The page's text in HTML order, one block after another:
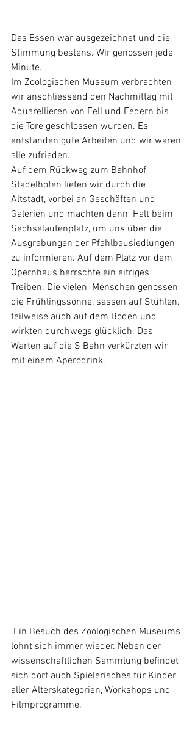
Das Essen war ausgezeichnet und die
Stimmung bestens. Wir genossen jede
Minute.
Im Zoologischen Museum verbrachten
wir anschliessend den Nachmittag mit
Aquarellieren von Fell und Federn bis
die Tore geschlossen wurden. Es
entstanden gute Arbeiten und wir waren
alle zufrieden.
Auf dem Rückweg zum Bahnhof
Stadelhofen liefen wir durch die
Altstadt, vorbei an Geschäften und
Galerien und machten dann  Halt beim
Sechseläutenplatz, um uns über die
Ausgrabungen der Pfahlbausiedlungen
zu informieren. Auf dem Platz vor dem
Opernhaus herrschte ein eifriges
Treiben. Die vielen  Menschen genossen
die Frühlingssonne, sassen auf Stühlen,
teilweise auch auf dem Boden und
wirkten durchwegs glücklich. Das
Warten auf die S Bahn verkürzten wir
mit einem Aperodrink.
lohnt sich immer wieder. Neben der
wissenschaftlichen Sammlung befindet
sich dort auch Spielerisches für Kinder
aller Alterskategorien, Workshops und
Filmprogramme.